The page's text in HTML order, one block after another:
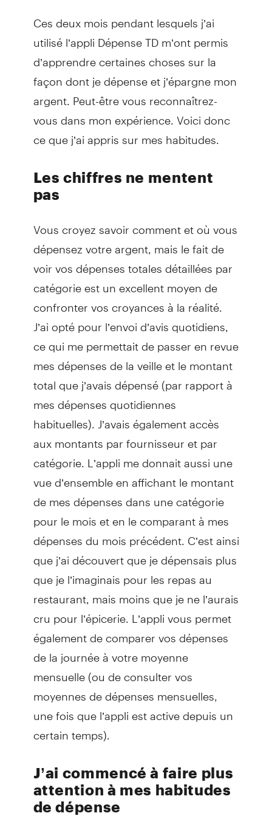
Ces deux mois pendant lesquels j’ai
utilisé l’appli Dépense TD m’ont permis
d’apprendre certaines choses sur la
façon dont je dépense et j’épargne mon
argent. Peut-être vous reconnaîtrez-
vous dans mon expérience. Voici donc
ce que j’ai appris sur mes habitudes.
Les chiffres ne mentent
pas
Vous croyez savoir comment et où vous
dépensez votre argent, mais le fait de
voir vos dépenses totales détaillées par
catégorie est un excellent moyen de
confronter vos croyances à la réalité.
J’ai opté pour l’envoi d’avis quotidiens,
ce qui me permettait de passer en revue
mes dépenses de la veille et le montant
total que j’avais dépensé (par rapport à
mes dépenses quotidiennes
habituelles). J’avais également accès
aux montants par fournisseur et par
catégorie. L’appli me donnait aussi une
vue d’ensemble en affichant le montant
de mes dépenses dans une catégorie
pour le mois et en le comparant à mes
dépenses du mois précédent. C’est ainsi
que j’ai découvert que je dépensais plus
que je l’imaginais pour les repas au
restaurant, mais moins que je ne l’aurais
cru pour l’épicerie. L’appli vous permet
également de comparer vos dépenses
de la journée à votre moyenne
mensuelle (ou de consulter vos
moyennes de dépenses mensuelles,
une fois que l’appli est active depuis un
certain temps).
J’ai commencé à faire plus
attention à mes habitudes
de dépense